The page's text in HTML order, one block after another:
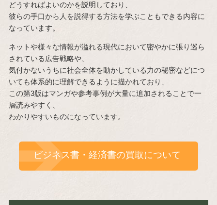
どうすればよいのかを説明しており、
彼らの手口から人を説得する方法を学ぶこともできる内容に
なっています。
ネットや様々な情報が溢れる現代において密やかに張り巡ら
されている広告戦略や、
気付かないうちに社会全体を動かしている力の秘密などにつ
いても体系的に理解できるように描かれており、
この第3版はマンガや参考事例が大量に追加されることで一
層読みやすく、
わかりやすいものになっています。
ビジネス書・経済書の買取について